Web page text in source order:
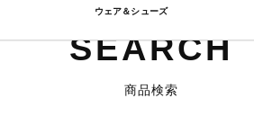
ウェア＆シューズ
SEARCH
商品検索